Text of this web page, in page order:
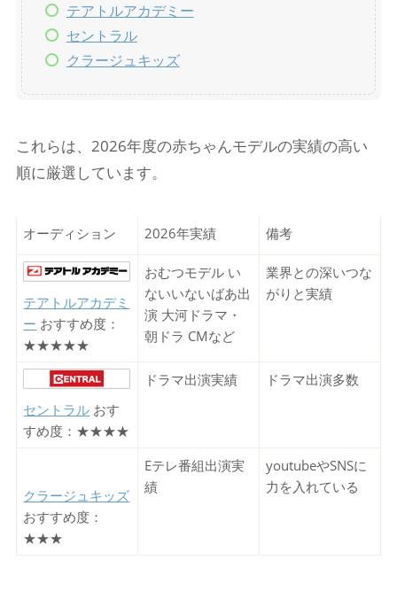
テアトルアカデミー
セントラル
クラージュキッズ
これらは、2026年度の赤ちゃんモデルの実績の高い
順に厳選しています。
オーディション 2026年実績 備考
テアトルアカデミ
ー おすすめ度：
★★★★★
おむつモデル い
ないいないばあ出
演 大河ドラマ・
朝ドラ CMなど
業界との深いつな
がりと実績
セントラル おす
すめ度：★★★★
ドラマ出演実績 ドラマ出演多数
クラージュキッズ
おすすめ度：
★★★
Eテレ番組出演実
績
youtubeやSNSに
力を入れている